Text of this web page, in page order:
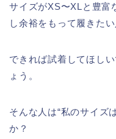
サイズがXS〜XLと豊富
し余裕をもって履きた
できれば試着してほし
ょう。
そんな人は“私のサイズ
か？